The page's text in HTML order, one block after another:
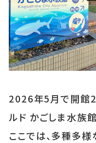
2026年5月で開館
ルド かごしま水族館
ここでは、多種多